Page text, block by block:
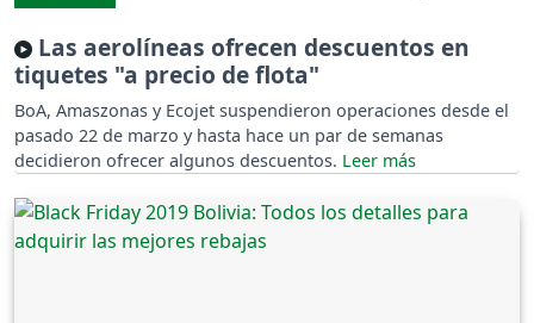
Las aerolíneas ofrecen descuentos en
tiquetes "a precio de flota"
BoA, Amaszonas y Ecojet suspendieron operaciones desde el
pasado 22 de marzo y hasta hace un par de semanas
decidieron ofrecer algunos descuentos.